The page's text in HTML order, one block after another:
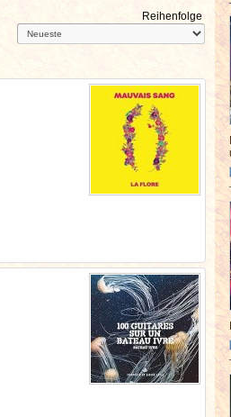
Reihenfolge